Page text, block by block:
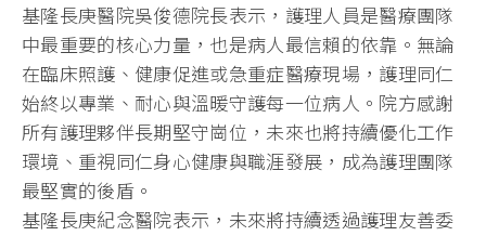
基隆長庚醫院吳俊德院長表示，護理人員是醫療團隊
中最重要的核心力量，也是病人最信賴的依靠。無論
在臨床照護、健康促進或急重症醫療現場，護理同仁
始終以專業、耐心與溫暖守護每一位病人。院方感謝
所有護理夥伴長期堅守崗位，未來也將持續優化工作
環境、重視同仁身心健康與職涯發展，成為護理團隊
最堅實的後盾。
基隆長庚紀念醫院表示，未來將持續透過護理友善委